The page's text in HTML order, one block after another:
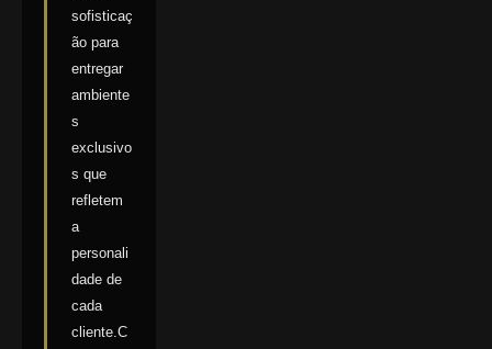
sofisticaç
ão para
entregar
ambiente
s
exclusivo
s que
refletem
a
personali
dade de
cada
cliente.C